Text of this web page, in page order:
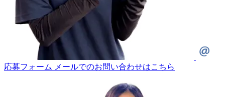
応募フォーム メールでのお問い合わせはこちら